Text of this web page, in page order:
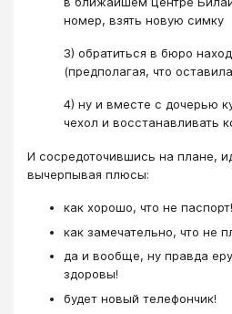
номер, взять новую симку
3) обратиться в бюро
(предполагая, что
4) ну и вместе с дочерью
чехол и восстанавливать
И сосредоточившись на плане,
вычерпывая плюсы:
как хорошо, что не паспорт!
как замечательно, что не
да и вообще, ну правда
здоровы!
будет новый телефончик!